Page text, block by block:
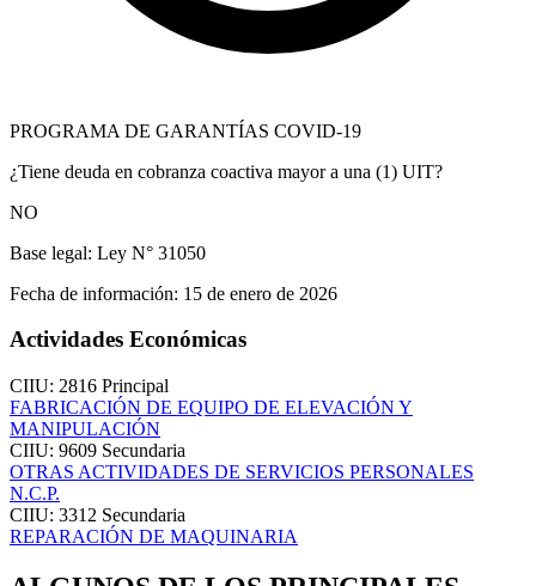
PROGRAMA DE GARANTÍAS COVID-19
¿Tiene deuda en cobranza coactiva mayor a una (1) UIT?
NO
Base legal: Ley N° 31050
Fecha de información: 15 de enero de 2026
Actividades Económicas
CIIU: 2816 Principal
FABRICACIÓN DE EQUIPO DE ELEVACIÓN Y
MANIPULACIÓN
CIIU: 9609 Secundaria
OTRAS ACTIVIDADES DE SERVICIOS PERSONALES
N.C.P.
CIIU: 3312 Secundaria
REPARACIÓN DE MAQUINARIA